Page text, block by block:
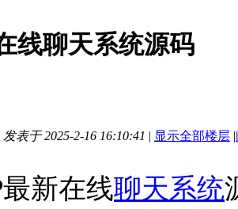
线聊天系统源码
发表于 2025-2-16 16:10:41 | 显示全部楼层 |
最新在线聊天系统